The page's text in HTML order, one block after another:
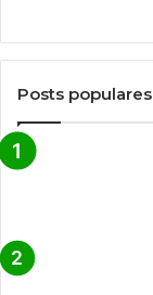
Posts populares